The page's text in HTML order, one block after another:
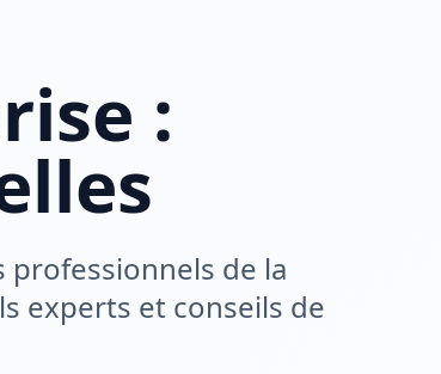
:
professionnels de la
experts et conseils de